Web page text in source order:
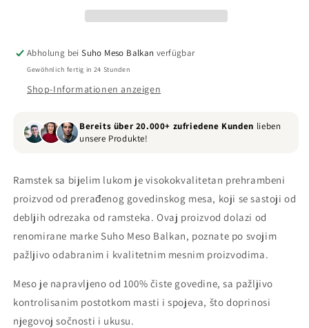
Abholung beiSuho Meso Balkan verfügbar
Gewöhnlich fertig in 24 Stunden
Shop-Informationen anzeigen
Bereits über 20.000+ zufriedene Kunden lieben
unsere Produkte!
Ramstek sa bijelim lukom je visokokvalitetan prehrambeni
proizvod od prerađenog govedinskog mesa, koji se sastoji od
debljih odrezaka od ramsteka. Ovaj proizvod dolazi od
renomirane marke Suho Meso Balkan, poznate po svojim
pažljivo odabranim i kvalitetnim mesnim proizvodima.
Meso je napravljeno od 100% čiste govedine, sa pažljivo
kontrolisanim postotkom masti i spojeva, što doprinosi
njegovoj sočnosti i ukusu.